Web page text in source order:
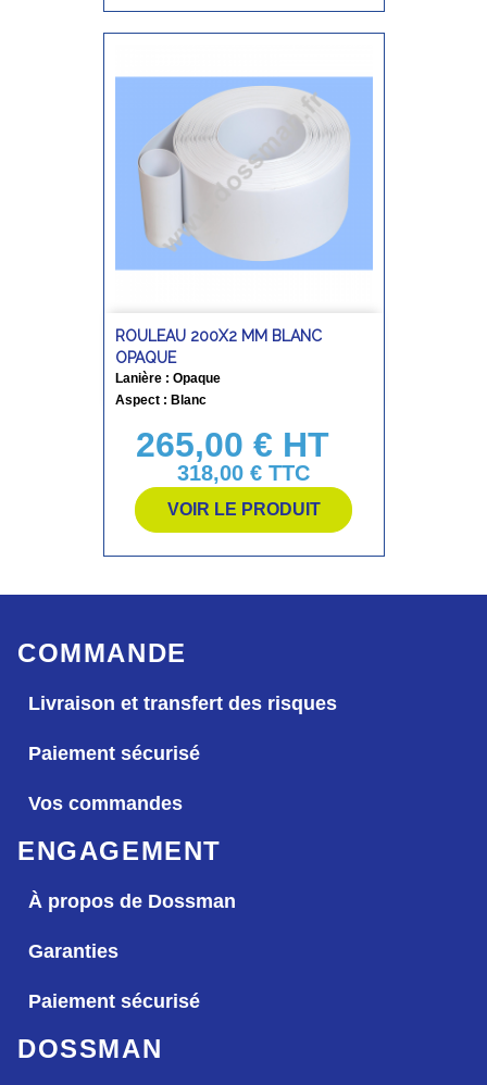
ROULEAU 200X2 MM BLANC
OPAQUE
Lanière : Opaque
Aspect : Blanc
Prix
265,00 € HT
318,00 € TTC
VOIR LE PRODUIT
COMMANDE
Livraison et transfert des risques
Paiement sécurisé
Vos commandes
ENGAGEMENT
À propos de Dossman
Garanties
Paiement sécurisé
DOSSMAN